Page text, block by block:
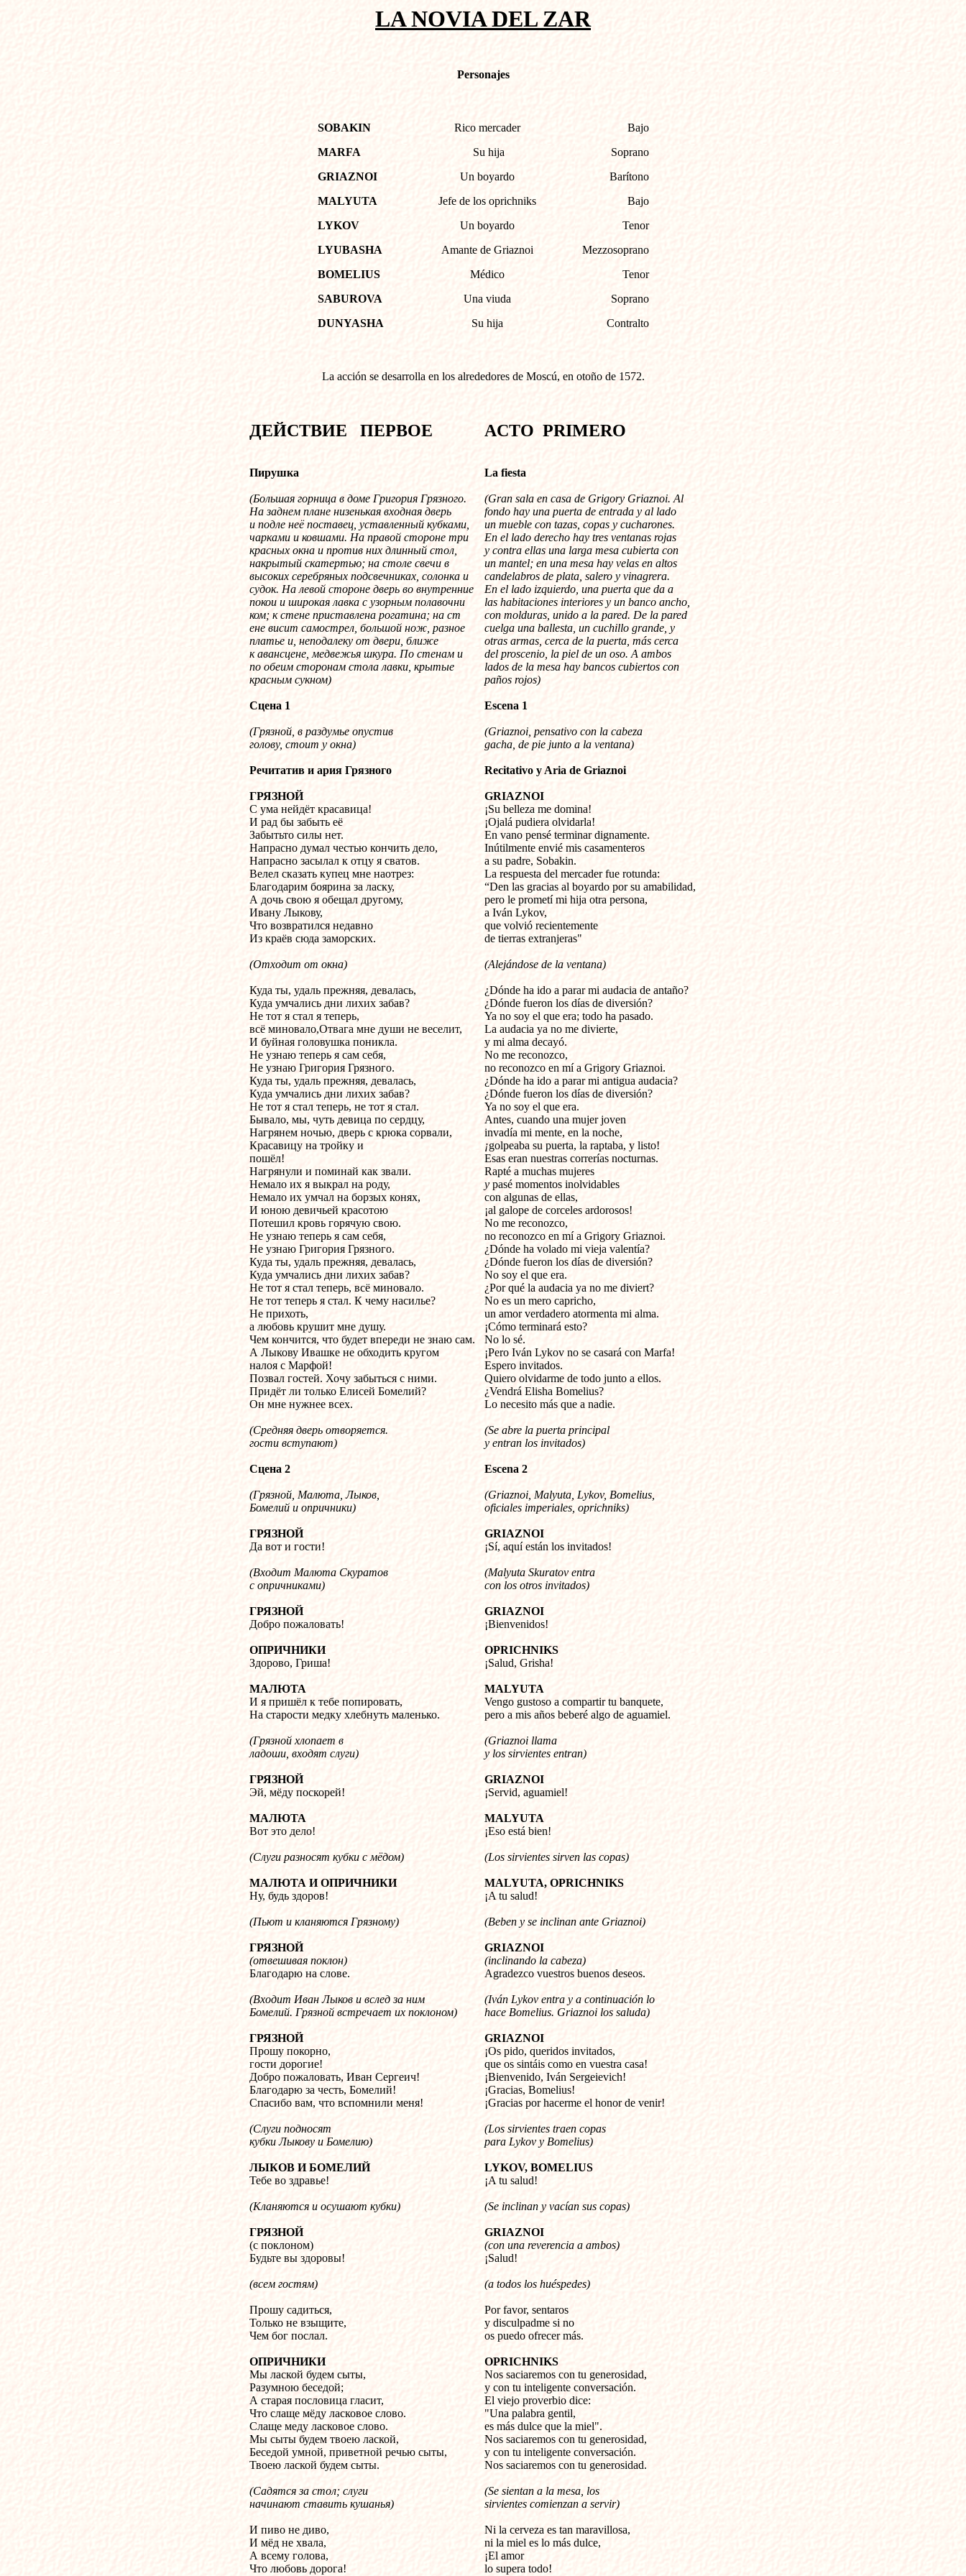
LA NOVIA DEL ZAR
Personajes
SOBAKIN
MARFA
GRIAZNOI
MALYUTA
LYKOV
LYUBASHA
BOMELIUS
SABUROVA
DUNYASHA
Rico mercader
Su hija
Un boyardo
Jefe de los oprichniks
Un boyardo
Amante de Griaznoi
Médico
Una viuda
Su hija
Bajo
Soprano
Barítono
Bajo
Tenor
Mezzosoprano
Tenor
Soprano
Contralto
La acción se desarrolla en los alrededores de Moscú, en otoño de 1572.
ДЕЙСТВИЕ ПЕРВОЕ
Пирушка
(Большая горница в доме Григория Грязного.
На заднем плане низенькая входная дверь
и подле неё поставец, уставленный кубками,
чарками и ковшами. На правой стороне три
красных окна и против них длинный стол,
накрытый скатертью; на столе свечи в
высоких серебряных подсвечниках, солонка и
судок. На левой стороне дверь во внутренние
покои и широкая лавка с узорным полавочни
ком; к стене приставлена рогатина; на ст
ене висит самострел, большой нож, разное
платье и, неподалеку от двери, ближе
к авансцене, медвежья шкура. По стенам и
по обеим сторонам стола лавки, крытые
красным сукном)
Сцена 1
(Грязной, в раздумье опустив
голову, стоит у окна)
Речитатив и ария Грязного
ГРЯЗНОЙ
С ума нейдёт красавица!
И рад бы забыть её
Забытьто силы нет.
Напрасно думал честью кончить дело,
Напрасно засылал к отцу я сватов.
Велел сказать купец мне наотрез:
Благодарим боярина за ласку,
А дочь свою я обещал другому,
Ивану Лыкову,
Что возвратился недавно
Из краёв сюда заморских.
(Отходит от окна)
Куда ты, удаль прежняя, девалась,
Куда умчались дни лихих забав?
Не тот я стал я теперь,
всё миновало,Отвага мне души не веселит,
И буйная головушка поникла.
Не узнаю теперь я сам себя,
Не узнаю Григория Грязного.
Куда ты, удаль прежняя, девалась,
Куда умчались дни лихих забав?
Не тот я стал теперь, не тот я стал.
Бывало, мы, чуть девица по сердцу,
Нагрянем ночью, дверь с крюка сорвали,
Красавицу на тройку и
пошёл!
Нагрянули и поминай как звали.
Немало их я выкрал на роду,
Немало их умчал на борзых конях,
И юною девичьей красотою
Потешил кровь горячую свою.
Не узнаю теперь я сам себя,
Не узнаю Григория Грязного.
Куда ты, удаль прежняя, девалась,
Куда умчались дни лихих забав?
Не тот я стал теперь, всё миновало.
Не тот теперь я стал. К чему насилье?
Не прихоть,
а любовь крушит мне душу.
Чем кончится, что будет впереди не знаю сам.
А Лыкову Ивашке не обходить кругом
налоя с Марфой!
Позвал гостей. Хочу забыться с ними.
Придёт ли только Елисей Бомелий?
Он мне нужнее всех.
(Средняя дверь отворяется.
гости вступают)
Сцена 2
(Грязной, Малюта, Лыков,
Бомелий и опричники)
ГРЯЗНОЙ
Да вот и гости!
(Входит Малюта Скуратов
с опричниками)
ГРЯЗНОЙ
Добро пожаловать!
ОПРИЧНИКИ
Здорово, Гриша!
МАЛЮТА
И я пришёл к тебе попировать,
На старости медку хлебнуть маленько.
(Грязной хлопает в
ладоши, входят слуги)
ГРЯЗНОЙ
Эй, мёду поскорей!
МАЛЮТА
Вот это дело!
(Слуги разносят кубки с мёдом)
МАЛЮТА И ОПРИЧНИКИ
Ну, будь здоров!
(Пьют и кланяются Грязному)
ГРЯЗНОЙ
(отвешивая поклон)
Благодарю на слове.
(Входит Иван Лыков и вслед за ним
Бомелий. Грязной встречает их поклоном)
ГРЯЗНОЙ
Прошу покорно,
гости дорогие!
Добро пожаловать, Иван Сергеич!
Благодарю за честь, Бомелий!
Спасибо вам, что вспомнили меня!
(Слуги подносят
кубки Лыкову и Бомелию)
ЛЫКОВ И БОМЕЛИЙ
Тебе во здравье!
(Кланяются и осушают кубки)
ГРЯЗНОЙ
(с поклоном)
Будьте вы здоровы!
(всем гостям)
Прошу садиться,
Только не взыщите,
Чем бог послал.
ОПРИЧНИКИ
Мы лаской будем сыты,
Разумною беседой;
А старая пословица гласит,
Что слаще мёду ласковое слово.
Слаще меду ласковое слово.
Мы сыты будем твоею лаской,
Беседой умной, приветной речью сыты,
Твоею лаской будем сыты.
(Садятся за стол; слуги
начинают ставить кушанья)
И пиво не диво,
И мёд не хвала,
А всему голова,
Что любовь дорога!
ACTO PRIMERO
La fiesta
(Gran sala en casa de Grigory Griaznoi. Al
fondo hay una puerta de entrada y al lado
un mueble con tazas, copas y cucharones.
En el lado derecho hay tres ventanas rojas
y contra ellas una larga mesa cubierta con
un mantel; en una mesa hay velas en altos
candelabros de plata, salero y vinagrera.
En el lado izquierdo, una puerta que da a
las habitaciones interiores y un banco ancho,
con molduras, unido a la pared. De la pared
cuelga una ballesta, un cuchillo grande, y
otras armas, cerca de la puerta, más cerca
del proscenio, la piel de un oso. A ambos
lados de la mesa hay bancos cubiertos con
paños rojos)
Escena 1
(Griaznoi, pensativo con la cabeza
gacha, de pie junto a la ventana)
Recitativo y Aria de Griaznoi
GRIAZNOI
¡Su belleza me domina!
¡Ojalá pudiera olvidarla!
En vano pensé terminar dignamente.
Inútilmente envié mis casamenteros
a su padre, Sobakin.
La respuesta del mercader fue rotunda:
“Den las gracias al boyardo por su amabilidad,
pero le prometí mi hija otra persona,
a Iván Lykov,
que volvió recientemente
de tierras extranjeras"
(Alejándose de la ventana)
¿Dónde ha ido a parar mi audacia de antaño?
¿Dónde fueron los días de diversión?
Ya no soy el que era; todo ha pasado.
La audacia ya no me divierte,
y mi alma decayó.
No me reconozco,
no reconozco en mí a Grigory Griaznoi.
¿Dónde ha ido a parar mi antigua audacia?
¿Dónde fueron los días de diversión?
Ya no soy el que era.
Antes, cuando una mujer joven
invadía mi mente, en la noche,
¡golpeaba su puerta, la raptaba, y listo!
Esas eran nuestras correrías nocturnas.
Rapté a muchas mujeres
ypasé momentos inolvidables
con algunas de ellas,
¡al galope de corceles ardorosos!
No me reconozco,
no reconozco en mí a Grigory Griaznoi.
¿Dónde ha volado mi vieja valentía?
¿Dónde fueron los días de diversión?
No soy el que era.
¿Por qué la audacia ya no me diviert?
No es un mero capricho,
un amor verdadero atormenta mi alma.
¡Cómo terminará esto?
No lo sé.
¡Pero Iván Lykov no se casará con Marfa!
Espero invitados.
Quiero olvidarme de todo junto a ellos.
¿Vendrá Elisha Bomelius?
Lo necesito más que a nadie.
(Se abre la puerta principal
y entran los invitados)
Escena 2
(Griaznoi, Malyuta, Lykov, Bomelius,
oficiales imperiales, oprichniks)
GRIAZNOI
¡Sí, aquí están los invitados!
(Malyuta Skuratov entra
con los otros invitados)
GRIAZNOI
¡Bienvenidos!
OPRICHNIKS
¡Salud, Grisha!
MALYUTA
Vengo gustoso a compartir tu banquete,
pero a mis años beberé algo de aguamiel.
(Griaznoi llama
y los sirvientes entran)
GRIAZNOI
¡Servid, aguamiel!
MALYUTA
¡Eso está bien!
(Los sirvientes sirven las copas)
MALYUTA, OPRICHNIKS
¡A tu salud!
(Beben y se inclinan ante Griaznoi)
GRIAZNOI
(inclinando la cabeza)
Agradezco vuestros buenos deseos.
(Iván Lykov entra y a continuación lo
hace Bomelius. Griaznoi los saluda)
GRIAZNOI
¡Os pido, queridos invitados,
que os sintáis como en vuestra casa!
¡Bienvenido, Iván Sergeievich!
¡Gracias, Bomelius!
¡Gracias por hacerme el honor de venir!
(Los sirvientes traen copas
para Lykov y Bomelius)
LYKOV, BOMELIUS
¡A tu salud!
(Se inclinan y vacían sus copas)
GRIAZNOI
(con una reverencia a ambos)
¡Salud!
(a todos los huéspedes)
Por favor, sentaros
y disculpadme si no
os puedo ofrecer más.
OPRICHNIKS
Nos saciaremos con tu generosidad,
y con tu inteligente conversación.
El viejo proverbio dice:
"Una palabra gentil,
es más dulce que la miel".
Nos saciaremos con tu generosidad,
y con tu inteligente conversación.
Nos saciaremos con tu generosidad.
(Se sientan a la mesa, los
sirvientes comienzan a servir)
Ni la cerveza es tan maravillosa,
ni la miel es lo más dulce,
¡El amor
lo supera todo!